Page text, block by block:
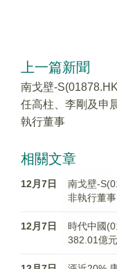
上一篇新聞
南戈壁-
任高柱、李剛及申
執行董事
相關文章
12月7日
南戈壁-
非執行董事
12月7日
時代中國
382.01億元